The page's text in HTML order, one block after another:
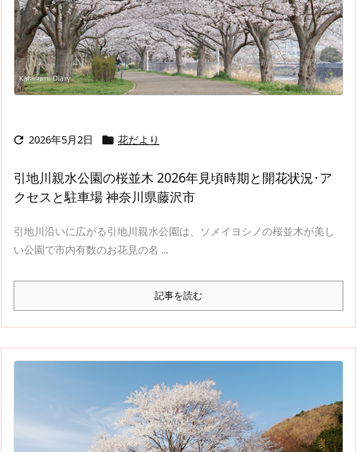
 2026年5月2日  花だより
引地川親水公園の桜並木 2026年見頃時期と開花状況･ア
クセスと駐車場 神奈川県藤沢市
引地川沿いに広がる引地川親水公園は、ソメイヨシノの桜並木が美し
い公園で市内有数のお花見の名 ...
記事を読む